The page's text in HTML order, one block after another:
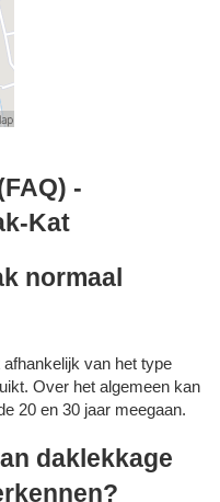
-
Kat
normaal
van het type
Over het algemeen kan
20 en 30 jaar meegaan.
daklekkage